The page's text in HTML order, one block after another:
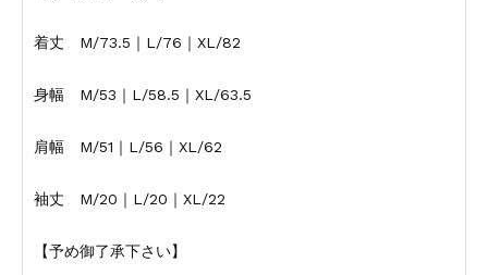
着丈 M/73.5｜L/76｜XL/82
身幅 M/53｜L/58.5｜XL/63.5
肩幅 M/51｜L/56｜XL/62
袖丈 M/20｜L/20｜XL/22
【予め御了承下さい】